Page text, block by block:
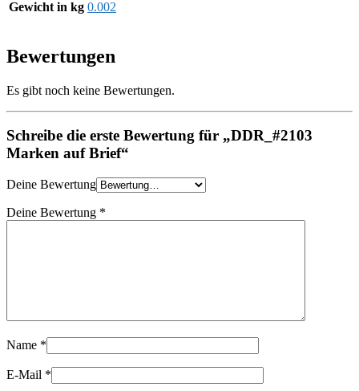
Gewicht in kg 0.002
Bewertungen
Es gibt noch keine Bewertungen.
Schreibe die erste Bewertung für „DDR_#2103
Marken auf Brief“
Deine Bewertung
Deine Bewertung *
Name *
E-Mail *